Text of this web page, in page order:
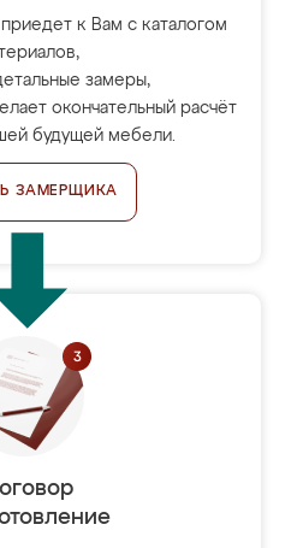
к Вам с каталогом
замеры,
окончательный расчёт
будущей мебели.
ЗАМЕРЩИКА